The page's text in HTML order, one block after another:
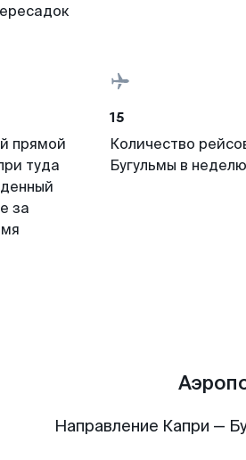
прямой
туда
за
15
Количество
Бугульмы в неделю
Направление Капри —